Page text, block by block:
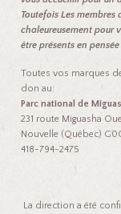
Toutefois Les
chaleureusement pour
être présents en
Toutes vos marques
don au:
Parc national de
231 route Miguasha
Nouvelle (Québec)
418-794-2475
La direction a été